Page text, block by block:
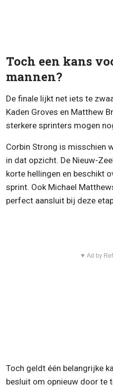
Toch een kans
mannen?
De finale lijkt net iets te
Kaden Groves en Matthew
sterkere sprinters mogen
Corbin Strong is misschien
in dat opzicht. De Nieuw-
korte hellingen en beschikt
sprint. Ook Michael
perfect aansluit bij deze
▼ Ad by
Toch geldt één belangrijke
besluit om opnieuw door te